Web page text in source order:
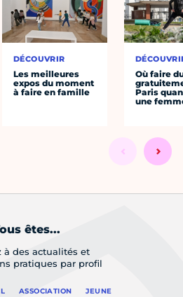
DÉCOUVRIR
Les meilleures
expos du moment
à faire en famille
Où faire
Paris
une
êtes...
à des actualités et
pratiques par profil
ASSOCIATION JEUNE